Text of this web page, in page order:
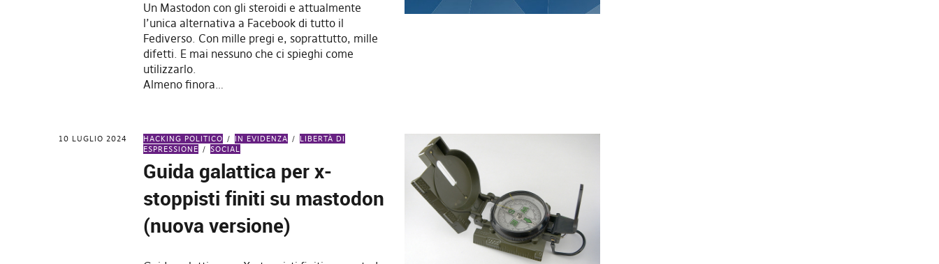
Un Mastodon con gli steroidi e attualmente
l’unica alternativa a Facebook di tutto il
Fediverso. Con mille pregi e, soprattutto, mille
difetti. E mai nessuno che ci spieghi come
utilizzarlo.
Almeno finora…
10 LUGLIO 2024 HACKING POLITICO IN EVIDENZA
LIBERTÀ DI
ESPRESSIONE
SOCIAL
Guida galattica per x-
stoppisti finiti su mastodon
(nuova versione)